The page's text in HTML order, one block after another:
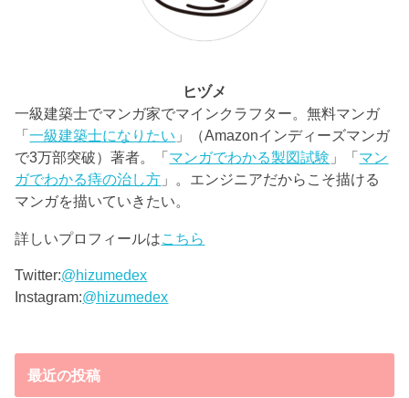
ヒヅメ
一級建築士でマンガ家でマインクラフター。無料マンガ
「一級建築士になりたい 」（Amazonインディーズマンガ
で3万部突破）著者。「マンガでわかる製図試験 」「マン
ガでわかる痔の治し方 」。エンジニアだからこそ描ける
マンガを描いていきたい。
詳しいプロフィールはこちら
Twitter:@hizumedex
Instagram:@hizumedex
最近の投稿